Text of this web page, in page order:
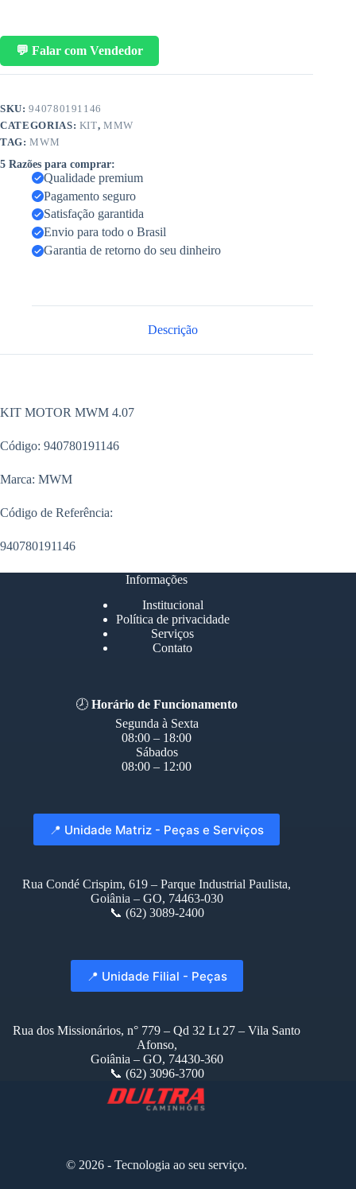
💬 Falar com Vendedor
SKU:940780191146
CATEGORIAS: KIT,MMW
TAG:MWM
5 Razões para comprar:
Qualidade premium
Pagamento seguro
Satisfação garantida
Envio para todo o Brasil
Garantia de retorno do seu dinheiro
Descrição
KIT MOTOR MWM 4.07
Código: 940780191146
Marca: MWM
Código de Referência:
940780191146
Informações
Institucional
Política de privacidade
Serviços
Contato
🕗Horário de Funcionamento
Segunda à Sexta
08:00 – 18:00
Sábados
08:00 – 12:00
📍 Unidade Matriz - Peças e Serviços
Rua Condé Crispim, 619 – Parque Industrial Paulista,
Goiânia – GO, 74463-030
📞 (62) 3089-2400
📍 Unidade Filial - Peças
Rua dos Missionários, n° 779 – Qd 32 Lt 27 – Vila Santo
Afonso,
Goiânia – GO, 74430-360
📞 (62) 3096-3700
© 2026 - Tecnologia ao seu serviço.